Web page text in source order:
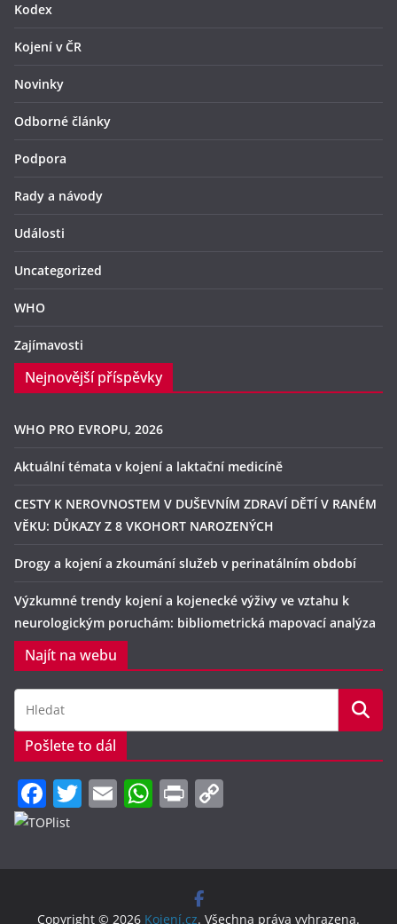
Kodex
Kojení v ČR
Novinky
Odborné články
Podpora
Rady a návody
Události
Uncategorized
WHO
Zajímavosti
Nejnovější příspěvky
WHO PRO EVROPU, 2026
Aktuální témata v kojení a laktační medicíně
CESTY K NEROVNOSTEM V DUŠEVNÍM ZDRAVÍ DĚTÍ V RANÉM
VĚKU: DŮKAZY Z 8 VKOHORT NAROZENÝCH
Drogy a kojení a zkoumání služeb v perinatálním období
Výzkumné trendy kojení a kojenecké výživy ve vztahu k
neurologickým poruchám: bibliometrická mapovací analýza
Najít na webu
Pošlete to dál
F
a
e
b
T
er
E
l
W
s
A
Pr
y
Li
Copyright © 2026 Kojení.cz. Všechna práva vyhrazena.